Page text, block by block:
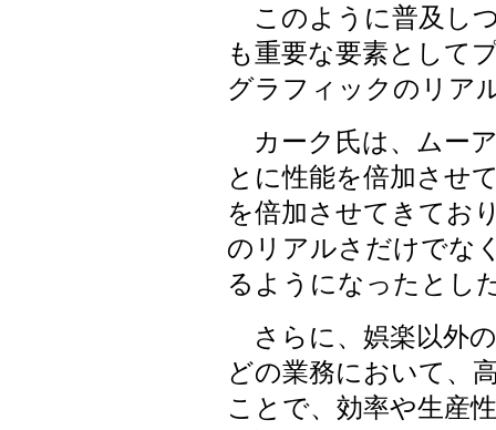
このように普及し
も重要な要素として
グラフィックのリア
カーク氏は、ムー
とに性能を倍加させ
を倍加させてきてお
のリアルさだけでな
るようになったとし
さらに、娯楽以外
どの業務において、
ことで、効率や生産